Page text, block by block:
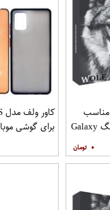
کاور ولف مدل PML_GLS مناسب
برای گوشی موبایل سامسونگ Galaxy
۰
مات